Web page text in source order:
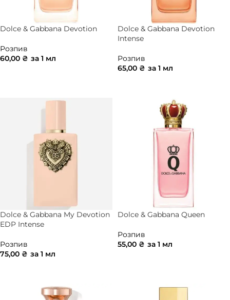
Dolce & Gabbana Devotion
Розпив
60,00 ₴ за 1 мл
Dolce & Gabbana Devotion
Intense
Розпив
65,00 ₴ за 1 мл
Dolce & Gabbana My Devotion
EDP Intense
Розпив
75,00 ₴ за 1 мл
Dolce & Gabbana Queen
Розпив
55,00 ₴ за 1 мл